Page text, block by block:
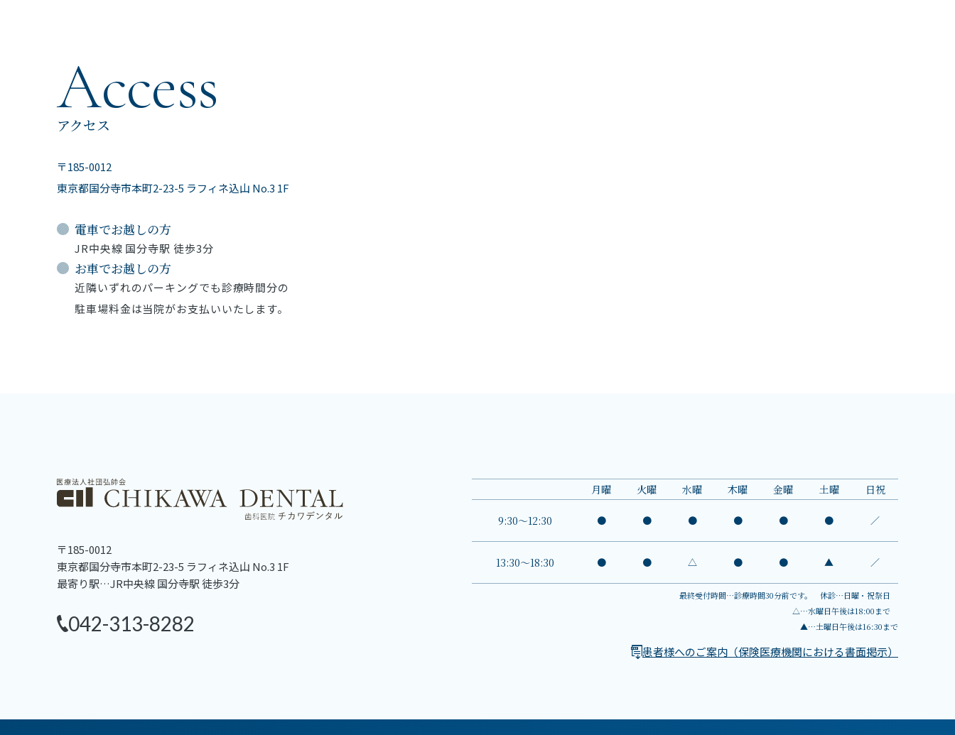
Access
アクセス
〒185-0012
東京都国分寺市本町2-23-5 ラフィネ込山 No.3 1F
電車でお越しの方
JR中央線 国分寺駅 徒歩3分
お車でお越しの方
近隣いずれのパーキングでも診療時間分の
駐車場料金は当院がお支払いいたします。
〒185-0012
東京都国分寺市本町2-23-5 ラフィネ込山 No.3 1F
最寄り駅…JR中央線 国分寺駅 徒歩3分
042-313-8282
月曜 火曜 水曜 木曜 金曜 土曜 日祝
9:30～12:30 ● ● ● ● ● ● ／
13:30～18:30 ● ● △ ● ● ▲ ／
最終受付時間…診療時間30分前です。 休診…日曜・祝祭日
△…水曜日午後は18:00まで
▲…土曜日午後は16:30まで
患者様へのご案内 （保険医療機関における書面掲示）